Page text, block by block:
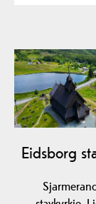
Eidsborg